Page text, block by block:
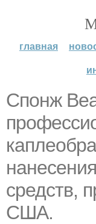
главная
Спонж
средств,
США.